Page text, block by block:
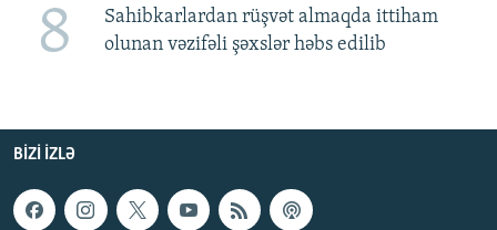
8
Sahibkarlardan rüşvət almaqda ittiham
olunan vəzifəli şəxslər həbs edilib
BIZI IZLƏ